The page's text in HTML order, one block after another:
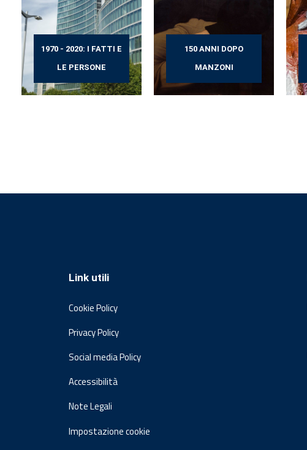
1970 - 2020: I FATTI E
LE PERSONE
150 ANNI DOPO
MANZONI
Link utili
Cookie Policy
Privacy Policy
Social media Policy
Accessibilità
Note Legali
Impostazione cookie